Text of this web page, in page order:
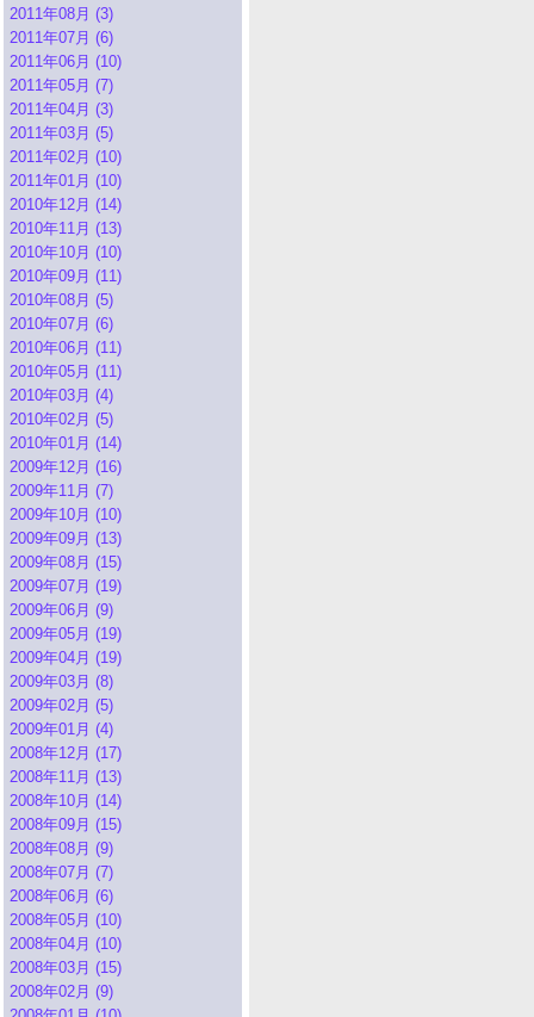
2011年08月 (3)
2011年07月 (6)
2011年06月 (10)
2011年05月 (7)
2011年04月 (3)
2011年03月 (5)
2011年02月 (10)
2011年01月 (10)
2010年12月 (14)
2010年11月 (13)
2010年10月 (10)
2010年09月 (11)
2010年08月 (5)
2010年07月 (6)
2010年06月 (11)
2010年05月 (11)
2010年03月 (4)
2010年02月 (5)
2010年01月 (14)
2009年12月 (16)
2009年11月 (7)
2009年10月 (10)
2009年09月 (13)
2009年08月 (15)
2009年07月 (19)
2009年06月 (9)
2009年05月 (19)
2009年04月 (19)
2009年03月 (8)
2009年02月 (5)
2009年01月 (4)
2008年12月 (17)
2008年11月 (13)
2008年10月 (14)
2008年09月 (15)
2008年08月 (9)
2008年07月 (7)
2008年06月 (6)
2008年05月 (10)
2008年04月 (10)
2008年03月 (15)
2008年02月 (9)